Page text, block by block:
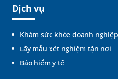
Dịch vụ
Khám sức khỏe doanh nghiệp
Lấy mẫu xét nghiệm tận nơi
Bảo hiểm y tế